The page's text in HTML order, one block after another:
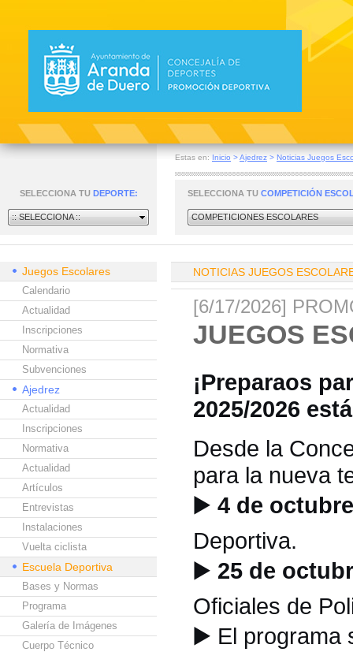
Estas en: Inicio >Ajedrez > Noticias Juegos
SELECCIONA TU DEPORTE:
:: SELECCIONA ::
SELECCIONA TU COMPETICIÓN
COMPETICIONES ESCOLARES
Juegos Escolares
Calendario
Actualidad
Inscripciones
Normativa
Subvenciones
Ajedrez
Actualidad
Inscripciones
Normativa
Actualidad
Artículos
Entrevistas
Instalaciones
Vuelta ciclista
Escuela Deportiva
Bases y Normas
Programa
Galería de Imágenes
Cuerpo Técnico
NOTICIAS JUEGOS
[6/17/2026]
JUEGOS
¡Preparaos
2025/2026
Desde la
para la nueva
▶️ 4 de
Deportiva.
▶️ 25 de
Oficiales de
▶️ El programa